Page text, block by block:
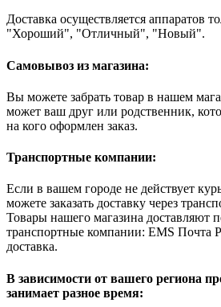
Доставка осуществляется аппаратов
"Хороший", "Отличный", "Новый".
Самовывоз из магазина:
Вы можете забрать товар в нашем
может ваш друг или родственник,
на кого оформлен заказ.
Транспортные компании:
Если в вашем городе не действует
можете заказать доставку через
Товары нашего магазина доставляют
транспортные компании: EMS Почта
доставка.
В зависимости от вашего региона
занимает разное время: